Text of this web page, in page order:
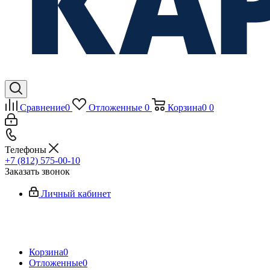
Сравнение0 Отложенные 0 Корзина0 0
Телефоны
+7 (812) 575-00-10
Заказать звонок
Личный кабинет
Корзина0
Отложенные0